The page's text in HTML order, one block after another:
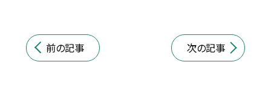
前の記事 次の記事